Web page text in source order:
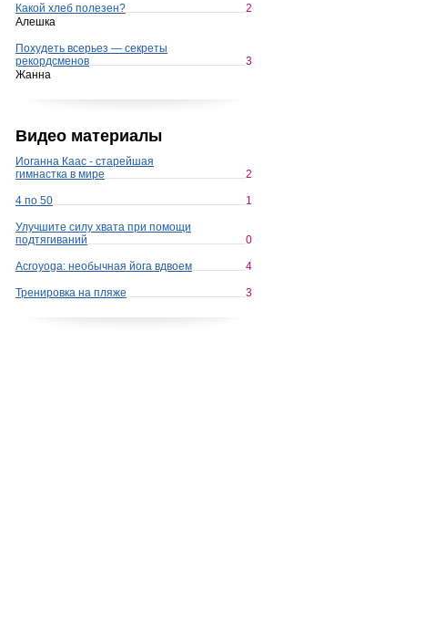
Какой хлеб полезен?
2
Алешка
Похудеть всерьез — секреты
рекордсменов
3
Жанна
Видео материалы
Иоганна Каас - старейшая
гимнастка в мире
2
4 по 50 1
Улучшите силу хвата при помощи
подтягиваний
0
Acroyoga: необычная йога вдвоем 4
Тренировка на пляже 3